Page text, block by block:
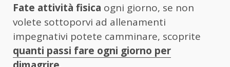
Fate attività fisica ogni giorno, se non
volete sottoporvi ad allenamenti
impegnativi potete camminare, scoprite
quanti passi fare ogni giorno per